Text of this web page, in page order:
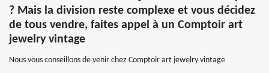
? Mais la division reste complexe et vous décidez
de tous vendre, faites appel à un Comptoir art
jewelry vintage
Nous vous conseillons de venir chez Comptoir art jewelry vintage